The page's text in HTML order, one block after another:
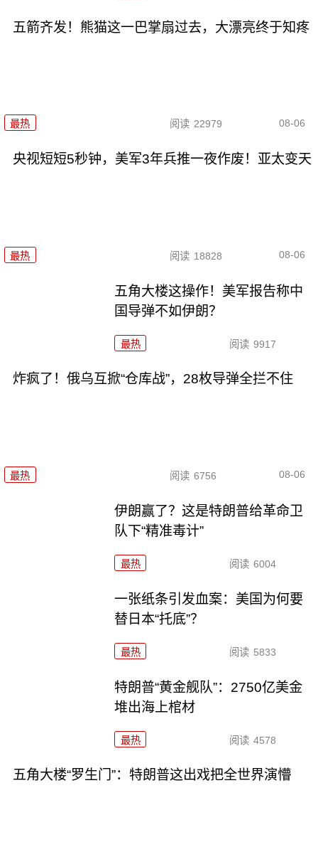
五箭齐发！熊猫这一巴掌扇过去，大漂亮终于知疼
最热 阅读 22979 08-06
央视短短5秒钟，美军3年兵推一夜作废！亚太变天
最热 阅读 18828 08-06
五角大楼这操作！美军报告称中
国导弹不如伊朗？
最热 阅读 9917
炸疯了！俄乌互掀“仓库战”，28枚导弹全拦不住
最热 阅读 6756 08-06
伊朗赢了？这是特朗普给革命卫
队下“精准毒计”
最热 阅读 6004
一张纸条引发血案：美国为何要
替日本“托底”？
最热 阅读 5833
特朗普“黄金舰队”：2750亿美金
堆出海上棺材
最热 阅读 4578
五角大楼“罗生门”：特朗普这出戏把全世界演懵